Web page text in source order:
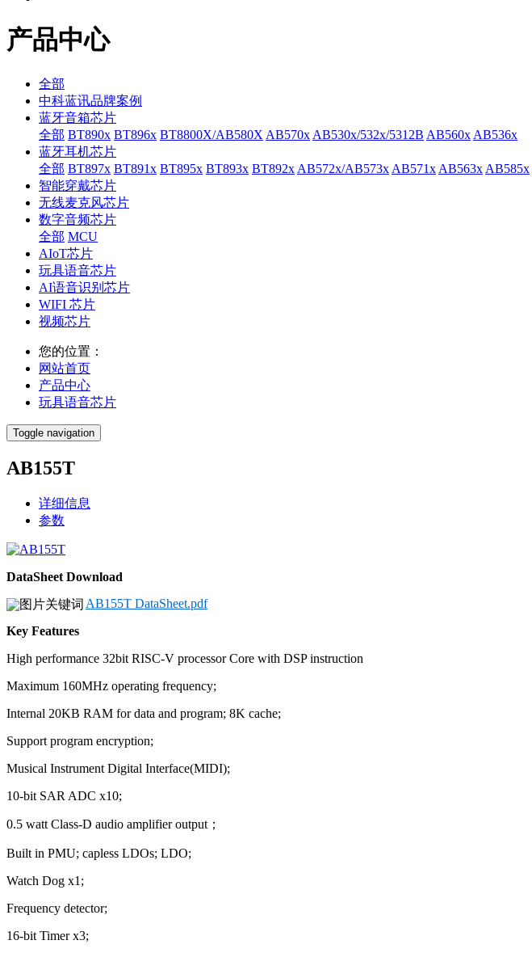
产品中心
全部
中科蓝讯品牌案例
蓝牙音箱芯片
全部 BT890x BT896x BT8800X/AB580X AB570x AB530x/532x/5312B AB560x AB536x
蓝牙耳机芯片
全部 BT897x BT891x BT895x BT893x BT892x AB572x/AB573x AB571x AB563x AB585x
智能穿戴芯片
无线麦克风芯片
数字音频芯片
全部 MCU
AIoT芯片
玩具语音芯片
AI语音识别芯片
WIFI 芯片
视频芯片
您的位置：
网站首页
产品中心
玩具语音芯片
Toggle navigation
AB155T
详细信息
参数
DataSheet Download
AB155T DataSheet.pdf
Key Features
High performance 32bit RISC-V processor Core with DSP instruction
Maximum 160MHz operating frequency;
Internal 20KB RAM for data and program; 8K cache;
Support program encryption;
Musical Instrument Digital Interface(MIDI);
10-bit SAR ADC x10;
0.5 watt Class-D audio amplifier output；
Built in PMU; capless LDOs; LDO;
Watch Dog x1;
Frequency detector;
16-bit Timer x3;